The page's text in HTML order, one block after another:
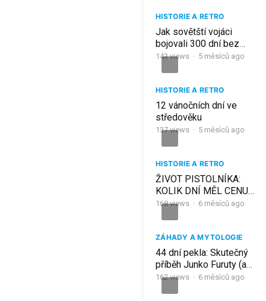
HISTORIE A RETRO
Jak sovětští vojáci
bojovali 300 dní bez
zásobování?
143views · 5 měsíců ago
HISTORIE A RETRO
12 vánočních dní ve
středověku
137views · 5 měsíců ago
HISTORIE A RETRO
ŽIVOT PISTOLNÍKA:
KOLIK DNÍ MĚL CENU?
168views · 6 měsíců ago
ZÁHADY A MYTOLOGIE
44 dní pekla: Skutečný
příběh Junko Furuty (a
proč se opakoval v
162views · 6 měsíců ago